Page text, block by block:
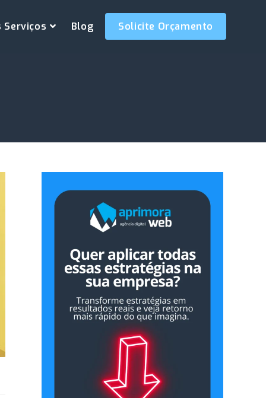
Serviços Blog Solicite Orçamento